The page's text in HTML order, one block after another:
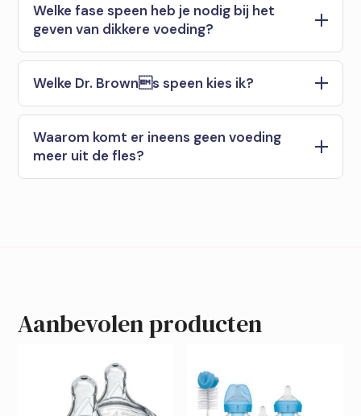
Welke fase speen heb je nodig bij het
geven van dikkere voeding?
Welke Dr. Browns speen kies ik?
Waarom komt er ineens geen voeding
meer uit de fles?
Aanbevolen producten